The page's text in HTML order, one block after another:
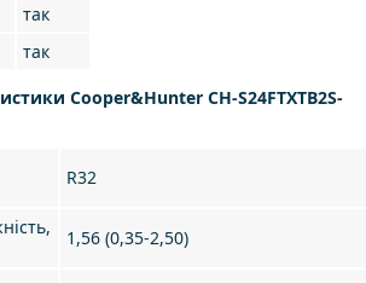
так
так
Cooper&Hunter CH-S24FTXTB2S-
R32
1,56 (0,35-2,50)